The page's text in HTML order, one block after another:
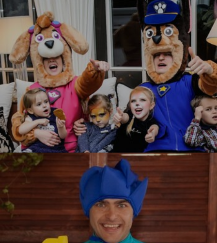
УЗНАТЬ БОЛЬШЕ
УЗНАТЬ БОЛЬШЕ
УЗНАТЬ БОЛЬШЕ
Щенячий патруль